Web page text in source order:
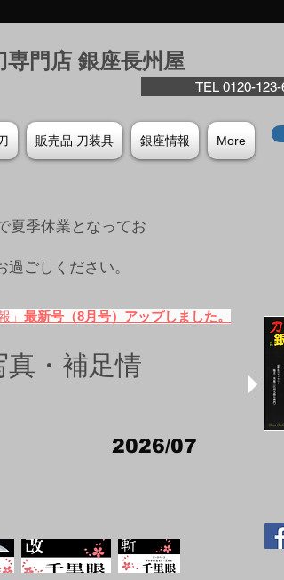
門店 銀座⻑州屋
TEL 0120-123-
販売品 刀装具 銀座情報 More
夏季休業となってお
ごしください。
」 最新号（8月号）アップしました。
真・補足情
2026/07